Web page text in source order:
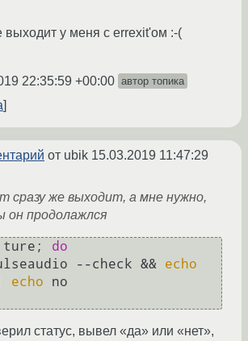
выходит у меня с errexit'ом :-(
22:35:59 +00:00 автор топика
от ubik 15.03.2019 11:47:29
сразу же выходит, а мне нужно,
он продолажлся
ture; do
pulseaudio --check &&
echo
echo
статус, вывел «да» или «нет»,